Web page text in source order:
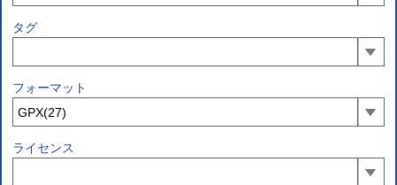
タグ
フォーマット
ライセンス